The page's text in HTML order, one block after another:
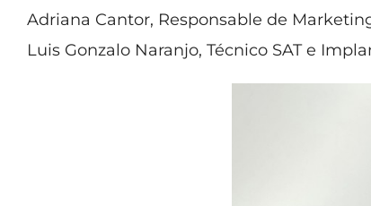
Adriana Cantor, Responsable de
Luis Gonzalo Naranjo, Técnico SAT e